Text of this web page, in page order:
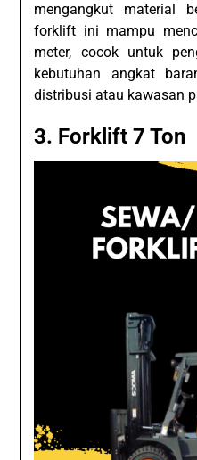
mengangkut material
forklift ini mampu
meter, cocok untuk
kebutuhan angkat
distribusi atau kawasan
3. Forklift 7 Ton